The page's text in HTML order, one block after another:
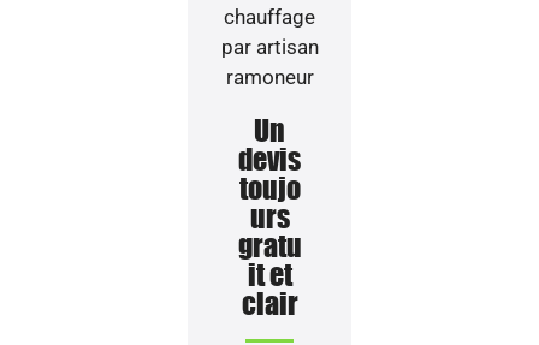
Un
devis
toujo
urs
gratu
it et
clair